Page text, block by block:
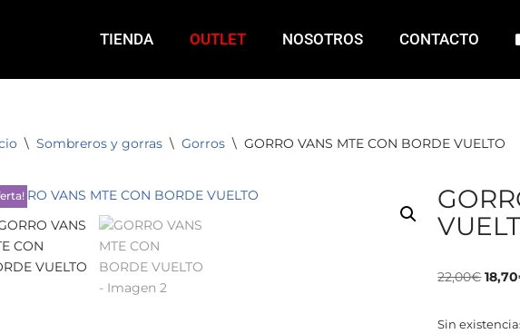
TIENDA OUTLET NOSOTROS CONTACTO
\ Sombreros y gorras \ Gorros \ GORRO VANS MTE CON BORDE VUELTO
22,00€ 18,70
Sin